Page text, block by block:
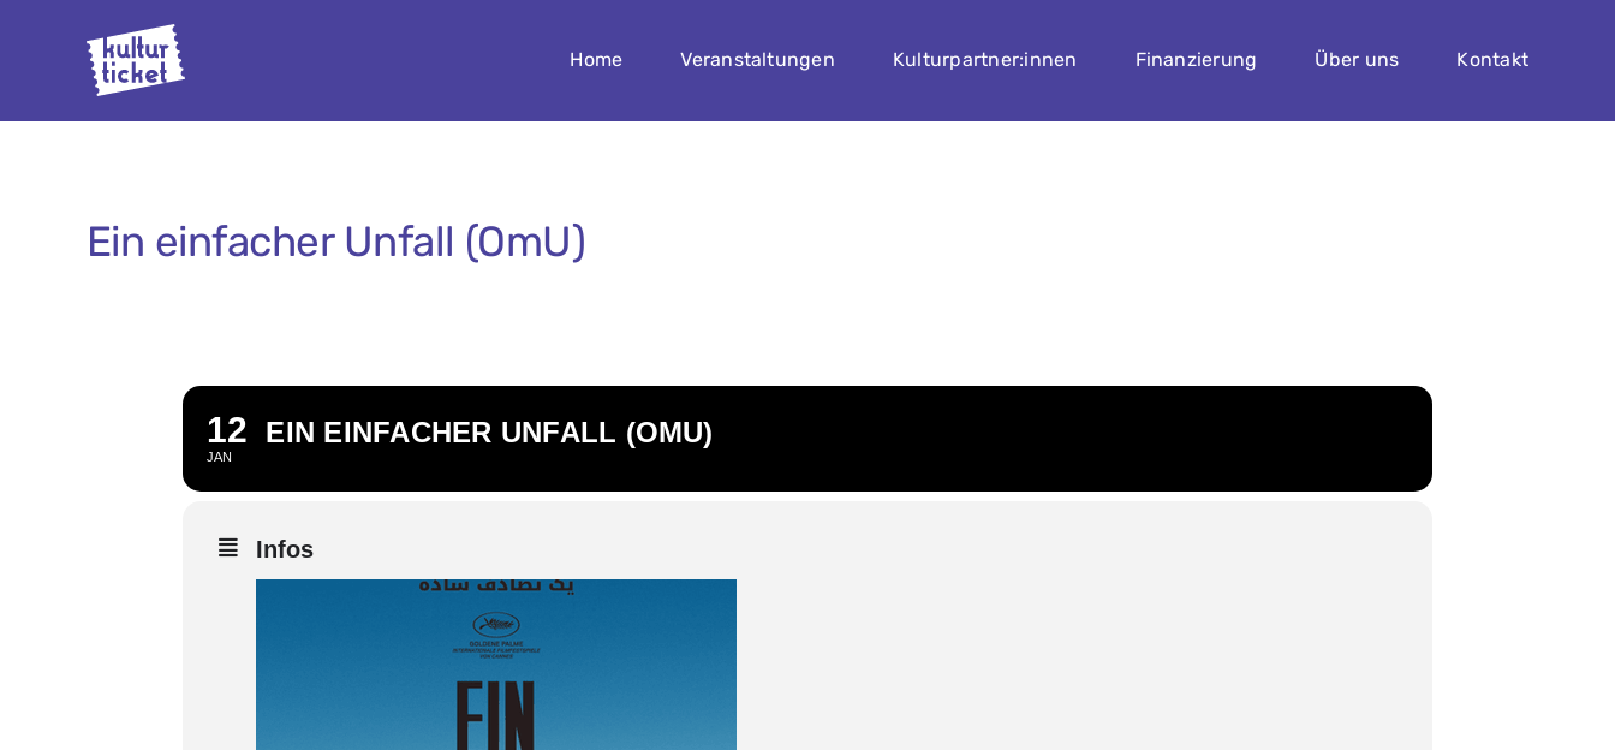
Home Veranstaltungen Kulturpartner:innen Finanzierung Über uns Kontakt
Ein einfacher Unfall (OmU)
12
JAN
EIN EINFACHER UNFALL (OMU)
Infos